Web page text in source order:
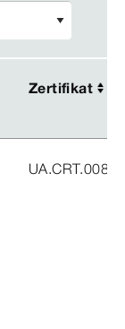
Zertifikat
Zertifikat